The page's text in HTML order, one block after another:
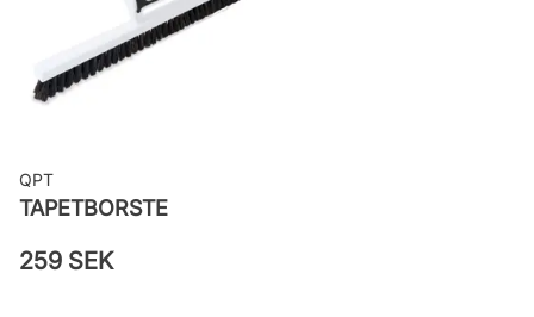
QPT
TAPETBORSTE
259 SEK